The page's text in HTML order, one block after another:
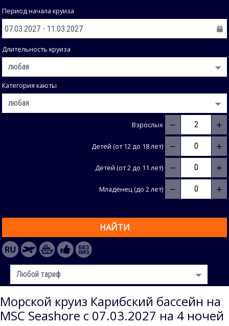
Период начала круиза
Длительность круиза
Категория каюты
Взрослых − +
Детей (от 12 до 18 лет) − +
Детей (от 2 до 11 лет) − +
Младенец (до 2 лет) − +
НАЙТИ
Морской круиз Карибский бассейн на
MSC Seashore с 07.03.2027 на 4 ночей